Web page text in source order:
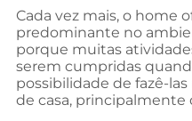
Cada vez mais, o home
predominante no
porque muitas
serem cumpridas
possibilidade de fazê-
de casa, principalmente